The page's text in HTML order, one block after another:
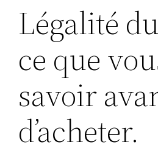
Légalité
ce que
savoir
d’acheter.